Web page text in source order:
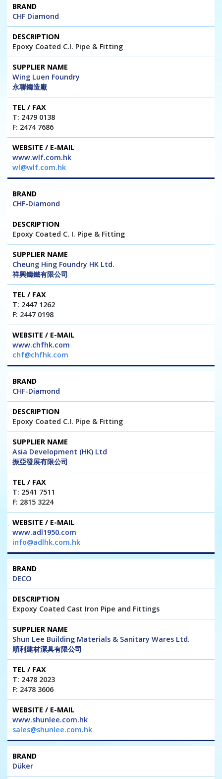
Brand
Fax
CHF Diamond
Epoxy Coated C.I. Pipe & Fitting
Wing Luen Foundry
永聯鑄造廠
T: 2479 0138
F: 2474 7686
www.wlf.com.hk
wl@wlf.com.hk
CHF-Diamond
Epoxy Coated C. I. Pipe & Fitting
Cheung Hing Foundry HK Ltd.
祥興鑄鐵有限公司
T: 2447 1262
F: 2447 0198
www.chfhk.com
chf@chfhk.com
CHF-Diamond
Epoxy Coated C.I. Pipe & Fitting
Asia Development (HK) Ltd
振亞發展有限公司
T: 2541 7511
F: 2815 3224
www.adl1950.com
info@adlhk.com.hk
DECO
Expoxy Coated Cast Iron Pipe and Fittings
Shun Lee Building Materials & Sanitary Wares Ltd.
順利建材潔具有限公司
T: 2478 2023
F: 2478 3606
www.shunlee.com.hk
sales@shunlee.com.hk
Düker